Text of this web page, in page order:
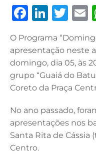
F
c
e
b
o
o
k
Li
k
e
dI
n
T
it
te
r
l
O Programa
apresentação neste
domingo, dia 05, às
grupo “Guaiá do
Coreto da Praça
No ano passado,
apresentações nos
Santa Rita de Cássia
Centro.